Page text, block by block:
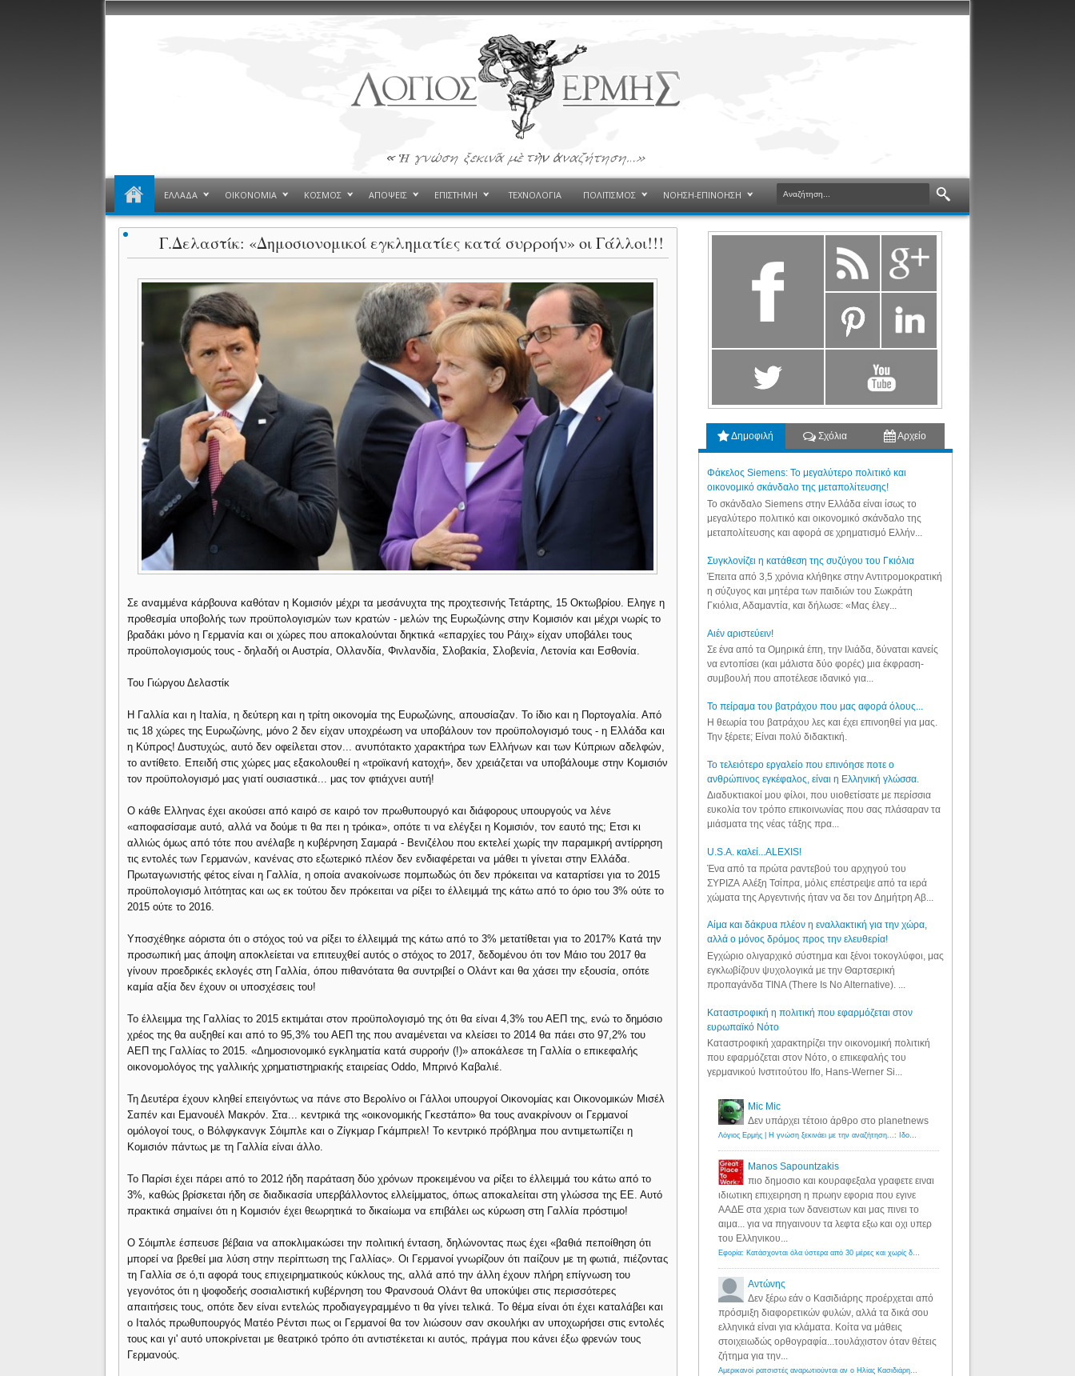
ΕΛΛΑΔΑ ΟΙΚΟΝΟΜΙΑ ΚΟΣΜΟΣ ΑΠΟΨΕΙΣ ΕΠΙΣΤΗΜΗ ΤΕΧΝΟΛΟΓΙΑ ΠΟΛΙΤΙΣΜΟΣ ΝΟΗΣΗ-ΕΠΙΝΟΗΣΗ
Γ.Δελαστίκ: «Δημοσιονομικοί εγκληματίες κατά συρροήν» οι Γάλλοι!!!
Σε αναμμένα κάρβουνα καθόταν η Κομισιόν μέχρι τα μεσάνυχτα της προχτεσινής Τετάρτης, 15 Οκτωβρίου. Εληγε η
προθεσμία υποβολής των προϋπολογισμών των κρατών - μελών της Ευρωζώνης στην Κομισιόν και μέχρι νωρίς το
βραδάκι μόνο η Γερμανία και οι χώρες που αποκαλούνται δηκτικά «επαρχίες του Ράιχ» είχαν υποβάλει τους
προϋπολογισμούς τους - δηλαδή οι Αυστρία, Ολλανδία, Φινλανδία, Σλοβακία, Σλοβενία, Λετονία και Εσθονία.
Του Γιώργου Δελαστίκ
Η Γαλλία και η Ιταλία, η δεύτερη και η τρίτη οικονομία της Ευρωζώνης, απουσίαζαν. Το ίδιο και η Πορτογαλία. Από
τις 18 χώρες της Ευρωζώνης, μόνο 2 δεν είχαν υποχρέωση να υποβάλουν τον προϋπολογισμό τους - η Ελλάδα και
η Κύπρος! Δυστυχώς, αυτό δεν οφείλεται στον... ανυπότακτο χαρακτήρα των Ελλήνων και των Κύπριων αδελφών,
το αντίθετο. Επειδή στις χώρες μας εξακολουθεί η «τροϊκανή κατοχή», δεν χρειάζεται να υποβάλουμε στην Κομισιόν
τον προϋπολογισμό μας γιατί ουσιαστικά... μας τον φτιάχνει αυτή!
Ο κάθε Ελληνας έχει ακούσει από καιρό σε καιρό τον πρωθυπουργό και διάφορους υπουργούς να λένε
«αποφασίσαμε αυτό, αλλά να δούμε τι θα πει η τρόικα», οπότε τι να ελέγξει η Κομισιόν, τον εαυτό της; Ετσι κι
αλλιώς όμως από τότε που ανέλαβε η κυβέρνηση Σαμαρά - Βενιζέλου που εκτελεί χωρίς την παραμικρή αντίρρηση
τις εντολές των Γερμανών, κανένας στο εξωτερικό πλέον δεν ενδιαφέρεται να μάθει τι γίνεται στην Ελλάδα.
Πρωταγωνιστής φέτος είναι η Γαλλία, η οποία ανακοίνωσε πομπωδώς ότι δεν πρόκειται να καταρτίσει για το 2015
προϋπολογισμό λιτότητας και ως εκ τούτου δεν πρόκειται να ρίξει το έλλειμμά της κάτω από το όριο του 3% ούτε το
2015 ούτε το 2016.
Υποσχέθηκε αόριστα ότι ο στόχος τού να ρίξει το έλλειμμά της κάτω από το 3% μετατίθεται για το 2017% Κατά την
προσωπική μας άποψη αποκλείεται να επιτευχθεί αυτός ο στόχος το 2017, δεδομένου ότι τον Μάιο του 2017 θα
γίνουν προεδρικές εκλογές στη Γαλλία, όπου πιθανότατα θα συντριβεί ο Ολάντ και θα χάσει την εξουσία, οπότε
καμία αξία δεν έχουν οι υποσχέσεις του!
Το έλλειμμα της Γαλλίας το 2015 εκτιμάται στον προϋπολογισμό της ότι θα είναι 4,3% του ΑΕΠ της, ενώ το δημόσιο
χρέος της θα αυξηθεί και από το 95,3% του ΑΕΠ της που αναμένεται να κλείσει το 2014 θα πάει στο 97,2% του
ΑΕΠ της Γαλλίας το 2015. «Δημοσιονομικό εγκληματία κατά συρροήν (!)» αποκάλεσε τη Γαλλία ο επικεφαλής
οικονομολόγος της γαλλικής χρηματιστηριακής εταιρείας Oddo, Μπρινό Καβαλιέ.
Τη Δευτέρα έχουν κληθεί επειγόντως να πάνε στο Βερολίνο οι Γάλλοι υπουργοί Οικονομίας και Οικονομικών Μισέλ
Σαπέν και Εμανουέλ Μακρόν. Στα... κεντρικά της «οικονομικής Γκεστάπο» θα τους ανακρίνουν οι Γερμανοί
ομόλογοί τους, ο Βόλφγκανγκ Σόιμπλε και ο Ζίγκμαρ Γκάμπριελ! Το κεντρικό πρόβλημα που αντιμετωπίζει η
Κομισιόν πάντως με τη Γαλλία είναι άλλο.
Το Παρίσι έχει πάρει από το 2012 ήδη παράταση δύο χρόνων προκειμένου να ρίξει το έλλειμμά του κάτω από το
3%, καθώς βρίσκεται ήδη σε διαδικασία υπερβάλλοντος ελλείμματος, όπως αποκαλείται στη γλώσσα της ΕΕ. Αυτό
πρακτικά σημαίνει ότι η Κομισιόν έχει θεωρητικά το δικαίωμα να επιβάλει ως κύρωση στη Γαλλία πρόστιμο!
Ο Σόιμπλε έσπευσε βέβαια να αποκλιμακώσει την πολιτική ένταση, δηλώνοντας πως έχει «βαθιά πεποίθηση ότι
μπορεί να βρεθεί μια λύση στην περίπτωση της Γαλλίας». Οι Γερμανοί γνωρίζουν ότι παίζουν με τη φωτιά, πιέζοντας
τη Γαλλία σε ό,τι αφορά τους επιχειρηματικούς κύκλους της, αλλά από την άλλη έχουν πλήρη επίγνωση του
γεγονότος ότι η ψοφοδεής σοσιαλιστική κυβέρνηση του Φρανσουά Ολάντ θα υποκύψει στις περισσότερες
απαιτήσεις τους, οπότε δεν είναι εντελώς προδιαγεγραμμένο τι θα γίνει τελικά. Το θέμα είναι ότι έχει καταλάβει και
ο Ιταλός πρωθυπουργός Ματέο Ρέντσι πως οι Γερμανοί θα τον λιώσουν σαν σκουλήκι αν υποχωρήσει στις εντολές
τους και γι' αυτό υποκρίνεται με θεατρικό τρόπο ότι αντιστέκεται κι αυτός, πράγμα που κάνει έξω φρενών τους
Γερμανούς.
Δημοφιλή Σχόλια Αρχείο
Φάκελος Siemens: Το μεγαλύτερο πολιτικό και
οικονομικό σκάνδαλο της μεταπολίτευσης!
Το σκάνδαλο Siemens στην Ελλάδα είναι ίσως το
μεγαλύτερο πολιτικό και οικονομικό σκάνδαλο της
μεταπολίτευσης και αφορά σε χρηματισμό Ελλήν...
Συγκλονίζει η κατάθεση της συζύγου του Γκιόλια
Έπειτα από 3,5 χρόνια κλήθηκε στην Αντιτρομοκρατική
η σύζυγος και μητέρα των παιδιών του Σωκράτη
Γκιόλια, Αδαμαντία, και δήλωσε: «Μας έλεγ...
Aιέν αριστεύειν!
Σε ένα από τα Ομηρικά έπη, την Ιλιάδα, δύναται κανείς
να εντοπίσει (και μάλιστα δύο φορές) μια έκφραση-
συμβουλή που αποτέλεσε ιδανικό για...
Το πείραμα του βατράχου που μας αφορά όλους...
Η θεωρία του βατράχου λες και έχει επινοηθεί για μας.
Την ξέρετε; Είναι πολύ διδακτική.
Το τελειότερο εργαλείο που επινόησε ποτε ο
ανθρώπινος εγκέφαλος, είναι η Ελληνική γλώσσα.
Διαδυκτιακοί μου φίλοι, που υιοθετίσατε με περίσσια
ευκολία τον τρόπο επικοινωνίας που σας πλάσαραν τα
μιάσματα της νέας τάξης πρα...
U.S.A. καλεί...ALEXIS!
Ένα από τα πρώτα ραντεβού του αρχηγού του
ΣΥΡΙΖΑ Αλέξη Τσίπρα, μόλις επέστρεψε από τα ιερά
χώματα της Αργεντινής ήταν να δει τον Δημήτρη Αβ...
Αίμα και δάκρυα πλέον η εναλλακτική για την χώρα,
αλλά ο μόνος δρόμος προς την ελευθερία!
Εγχώριο ολιγαρχικό σύστημα και ξένοι τοκογλύφοι, μας
εγκλωβίζουν ψυχολογικά με την Θαρτσερική
προπαγάνδα TINA (There Is No Alternative). ...
Καταστροφική η πολιτική που εφαρμόζεται στον
ευρωπαϊκό Νότο
Καταστροφική χαρακτηρίζει την οικονομική πολιτική
που εφαρμόζεται στον Νότο, ο επικεφαλής του
γερμανικού Ινστιτούτου Ifo, Hans-Werner Si...
Mic Mic
Δεν υπάρχει τέτοιο άρθρο στο planetnews
Λόγιος Ερμής | Η γνώση ξεκινάει με την αναζήτηση...: Ιδού οι 18 που χρωστούν 11 δις ευρώ!
Manos Sapountzakis
πιο δημοσιο και κουραφεξαλα γραφετε ειναι
ιδιωτικη επιχειρηση η πρωην εφορια που εγινε
ΑΑΔΕ στα χερια των δανειστων και μας πινει το
αιμα... για να πηγαινουν τα λεφτα εξω και οχι υπερ
του Ελληνικου...
Εφορία: Κατάσχονται όλα ύστερα από 30 μέρες και χωρίς δικαστικές αποφάσεις - Λόγιος Ερμής
Αντώνης
Δεν ξέρω εάν ο Κασιδιάρης προέρχεται από
πρόσμιξη διαφορετικών φυλών, αλλά τα δικά σου
ελληνικά είναι για κλάματα. Κοίτα να μάθεις
στοιχειωδώς ορθογραφία...τουλάχιστον όταν θέτεις
ζήτημα για την...
Αμερικανοί ρατσιστές αναρωτιούνται αν ο Ηλίας Κασιδιάρης ανήκει στη λευκή φυλή... - Λόγιος Ερμής